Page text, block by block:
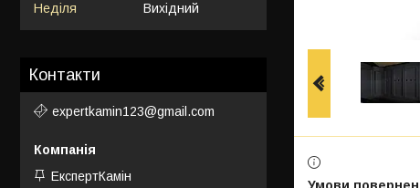
Неділя
Вихідний
Контакти
expertkamin123@gmail.com
ЕкспертКамін